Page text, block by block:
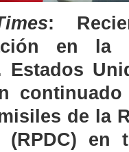
:
en la
Estados
de la
(RPDC) en